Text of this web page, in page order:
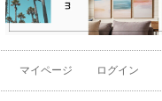
マイページ ログイン
品
し商品を表示しない